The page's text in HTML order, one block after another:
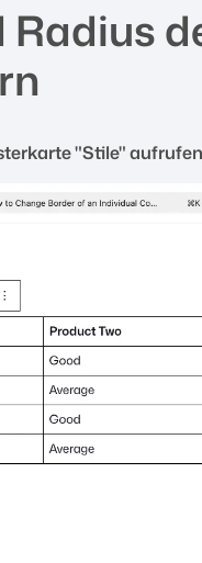
"Stile" aufrufen